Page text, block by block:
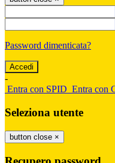
Password dimenticata?
-
Entra con SPID Entra con
Seleziona utente
button close ×